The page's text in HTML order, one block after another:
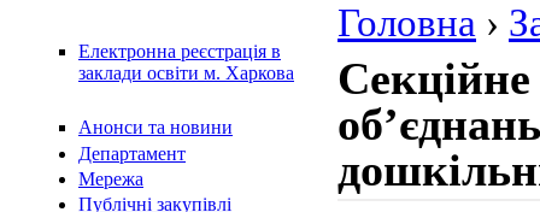
Електронна реєстрація в
заклади освіти м. Харкова
Анонси та новини
Департамент
Мережа
Публічні закупівлі
Головна ›